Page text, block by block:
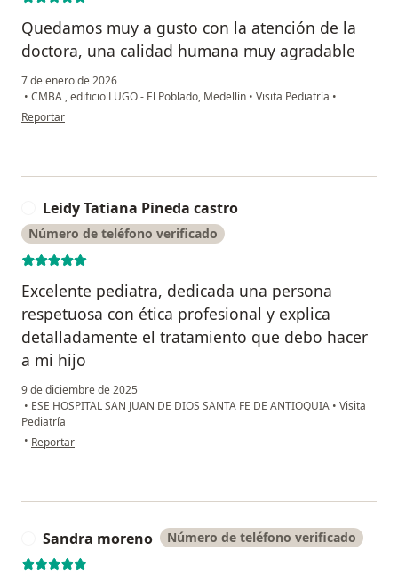
Quedamos muy a gusto con la atención de la
doctora, una calidad humana muy agradable
7 de enero de 2026
• CMBA , edificio LUGO - El Poblado, Medellín • Visita Pediatría •
en opinión del usuario Monica Gómez
Reportar
Leidy Tatiana Pineda castro
Número de teléfono verificado
Excelente pediatra, dedicada una persona
respetuosa con ética profesional y explica
detalladamente el tratamiento que debo hacer
a mi hijo
9 de diciembre de 2025
• ESE HOSPITAL SAN JUAN DE DIOS SANTA FE DE ANTIOQUIA • Visita
Pediatría
• en opinión del usuario Leidy Tatiana Pineda castro
Reportar
Sandra moreno Número de teléfono verificado